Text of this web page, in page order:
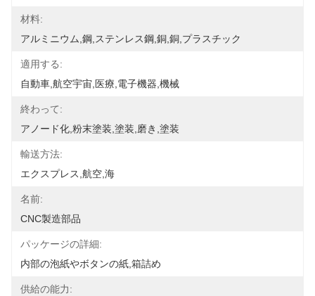
材料:
アルミニウム,鋼,ステンレス鋼,銅,銅,プラスチック
適用する:
自動車,航空宇宙,医療,電子機器,機械
終わって:
アノード化,粉末塗装,塗装,磨き,塗装
輸送方法:
エクスプレス,航空,海
名前:
CNC製造部品
パッケージの詳細:
内部の泡紙やボタンの紙,箱詰め
供給の能力: